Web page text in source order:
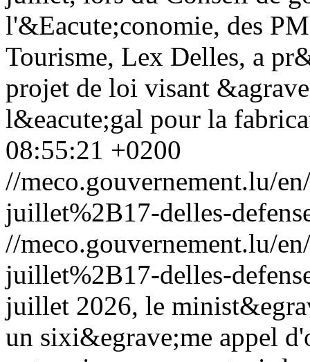
l'&Eacute;conomie, des
Tourisme, Lex Delles, a
projet de loi visant
l&eacute;gal pour la
08:55:21 +0200
//meco.gouvernement.lu/
juillet%2B17-delles-
//meco.gouvernement.lu/
juillet%2B17-delles-
juillet 2026, le
un sixi&egrave;me appel